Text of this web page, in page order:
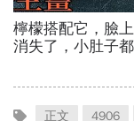
正文 4906